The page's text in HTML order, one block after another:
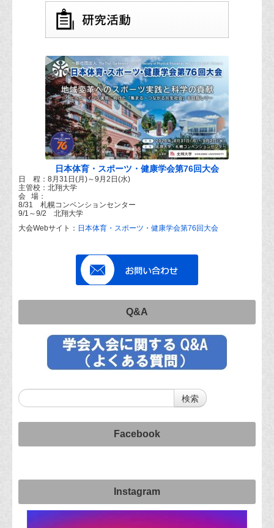
日本体育・スポーツ・健康学会第76回大会
日 程：8月31日(月)～9月2日(水)
主管校：北翔大学
会 場：
8/31 札幌コンベンションセンター
9/1～9/2 北翔大学
大会Webサイト： 日本体育・スポーツ・健康学会第76回大会
Q&A
Facebook
Instagram